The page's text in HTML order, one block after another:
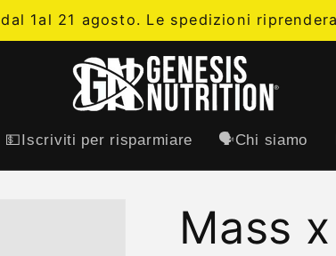
1al 21 agosto. Le spedizioni
💵Iscriviti per risparmiare 🗣️Chi siamo
Mass